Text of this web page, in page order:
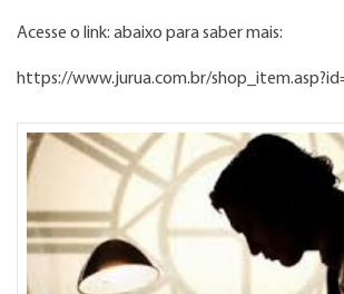
Acesse o link: abaixo para saber mais:
https://www.jurua.com.br/